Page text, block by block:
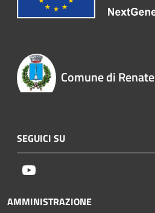
Comune di Renate
SEGUICI SU
AMMINISTRAZIONE